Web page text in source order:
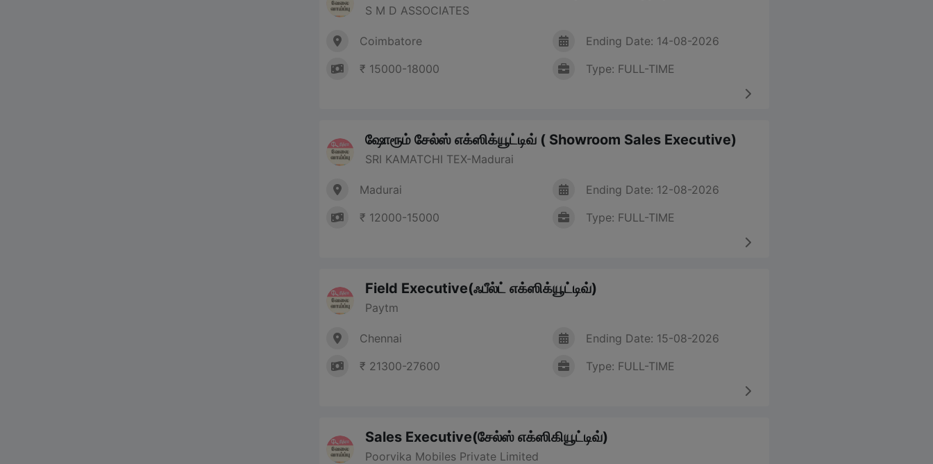
S M D ASSOCIATES
Coimbatore
₹ 15000-18000
Ending Date: 14-08-2026
Type: FULL-TIME
ஷோரூம் சேல்ஸ் எக்ஸிக்யூட்டிவ் ( Showroom Sales Executive)
SRI KAMATCHI TEX-Madurai
Madurai
₹ 12000-15000
Ending Date: 12-08-2026
Type: FULL-TIME
Field Executive(ஃபீல்ட் எக்ஸிக்யூட்டிவ்)
Paytm
Chennai
₹ 21300-27600
Ending Date: 15-08-2026
Type: FULL-TIME
Sales Executive(சேல்ஸ் எக்ஸிகியூட்டிவ்)
Poorvika Mobiles Private Limited